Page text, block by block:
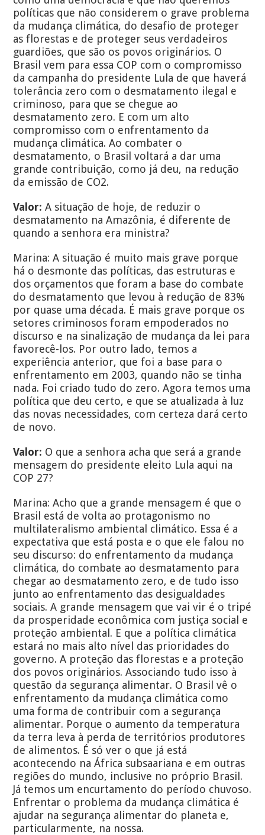
políticas que não considerem o grave problema
da mudança climática, do desafio de proteger
as florestas e de proteger seus verdadeiros
guardiões, que são os povos originários. O
Brasil vem para essa COP com o compromisso
da campanha do presidente Lula de que haverá
tolerância zero com o desmatamento ilegal e
criminoso, para que se chegue ao
desmatamento zero. E com um alto
compromisso com o enfrentamento da
mudança climática. Ao combater o
desmatamento, o Brasil voltará a dar uma
grande contribuição, como já deu, na redução
da emissão de CO2.
Valor:A situação de hoje, de reduzir o
desmatamento na Amazônia, é diferente de
quando a senhora era ministra?
Marina: A situação é muito mais grave porque
há o desmonte das políticas, das estruturas e
dos orçamentos que foram a base do combate
do desmatamento que levou à redução de 83%
por quase uma década. É mais grave porque os
setores criminosos foram empoderados no
discurso e na sinalização de mudança da lei para
favorecê-los. Por outro lado, temos a
experiência anterior, que foi a base para o
enfrentamento em 2003, quando não se tinha
nada. Foi criado tudo do zero. Agora temos uma
política que deu certo, e que se atualizada à luz
das novas necessidades, com certeza dará certo
de novo.
Valor: O que a senhora acha que será a grande
mensagem do presidente eleito Lula aqui na
COP 27?
Marina: Acho que a grande mensagem é que o
Brasil está de volta ao protagonismo no
multilateralismo ambiental climático. Essa é a
expectativa que está posta e o que ele falou no
seu discurso: do enfrentamento da mudança
climática, do combate ao desmatamento para
chegar ao desmatamento zero, e de tudo isso
junto ao enfrentamento das desigualdades
sociais. A grande mensagem que vai vir é o tripé
da prosperidade econômica com justiça social e
proteção ambiental. E que a política climática
estará no mais alto nível das prioridades do
governo. A proteção das florestas e a proteção
dos povos originários. Associando tudo isso à
questão da segurança alimentar. O Brasil vê o
enfrentamento da mudança climática como
uma forma de contribuir com a segurança
alimentar. Porque o aumento da temperatura
da terra leva à perda de territórios produtores
de alimentos. É só ver o que já está
acontecendo na África subsaariana e em outras
regiões do mundo, inclusive no próprio Brasil.
Já temos um encurtamento do período chuvoso.
Enfrentar o problema da mudança climática é
ajudar na segurança alimentar do planeta e,
particularmente, na nossa.